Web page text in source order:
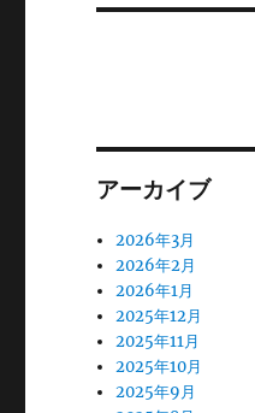
投
アーカイブ
2026年3月
2026年2月
2026年1月
2025年12月
2025年11月
2025年10月
2025年9月